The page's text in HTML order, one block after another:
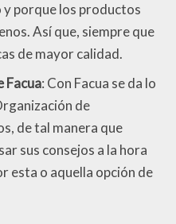
porque los productos
Así que, siempre que
de mayor calidad.
Facua: Con Facua se da lo
de
de tal manera que
sus consejos a la hora
esta o aquella opción de